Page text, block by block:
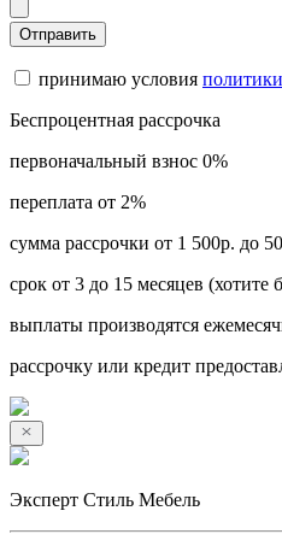
Отправить
принимаю условия
Беспроцентная рассрочка
первоначальный взнос 0%
переплата от 2%
сумма рассрочки от 1 500р. до
срок от 3 до 15 месяцев (хотите
выплаты производятся
рассрочку или кредит
Эксперт Стиль Мебель